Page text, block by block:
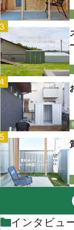
インタビュ